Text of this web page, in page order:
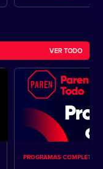
VER TODO
PROGRAMAS COMPLETOS